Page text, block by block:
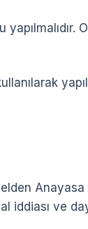
yapılmalıdır.
Anayasa
iddiası ve